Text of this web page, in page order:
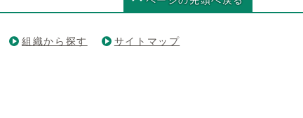
組織から探す サイトマップ